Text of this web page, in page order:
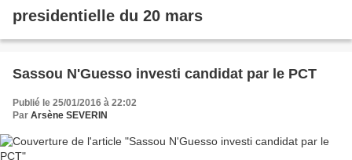
presidentielle du 20 mars
Sassou N'Guesso investi candidat par le PCT
Publié le 25/01/2016 à 22:02
Par Arsène SEVERIN